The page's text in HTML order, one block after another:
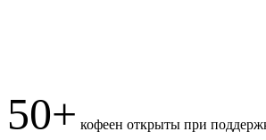
50+ кофеен открыты при